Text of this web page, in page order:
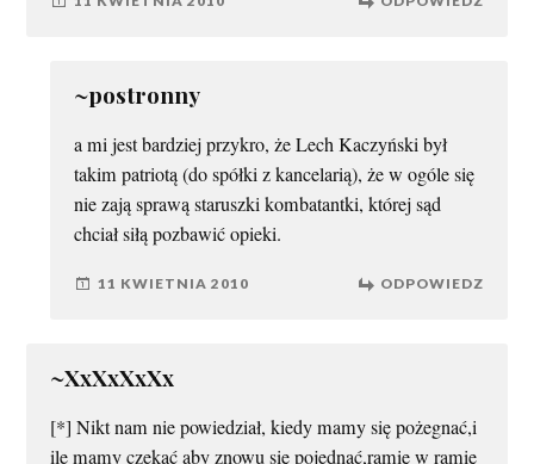
~postronny
a mi jest bardziej przykro, że Lech Kaczyński był
takim patriotą (do spółki z kancelarią), że w ogóle się
nie zają sprawą staruszki kombatantki, której sąd
chciał siłą pozbawić opieki.
11 KWIETNIA 2010 ODPOWIEDZ
~XxXxXxXx
[*] Nikt nam nie powiedział, kiedy mamy się pożegnać,i
ile mamy czekać aby znowu się pojednać,ramię w ramię